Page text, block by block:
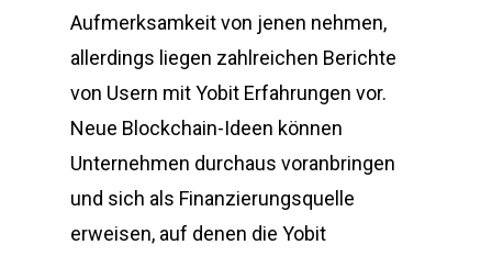
Aufmerksamkeit von jenen nehmen,
allerdings liegen zahlreichen Berichte
von Usern mit Yobit Erfahrungen vor.
Neue Blockchain-Ideen können
Unternehmen durchaus voranbringen
und sich als Finanzierungsquelle
erweisen, auf denen die Yobit